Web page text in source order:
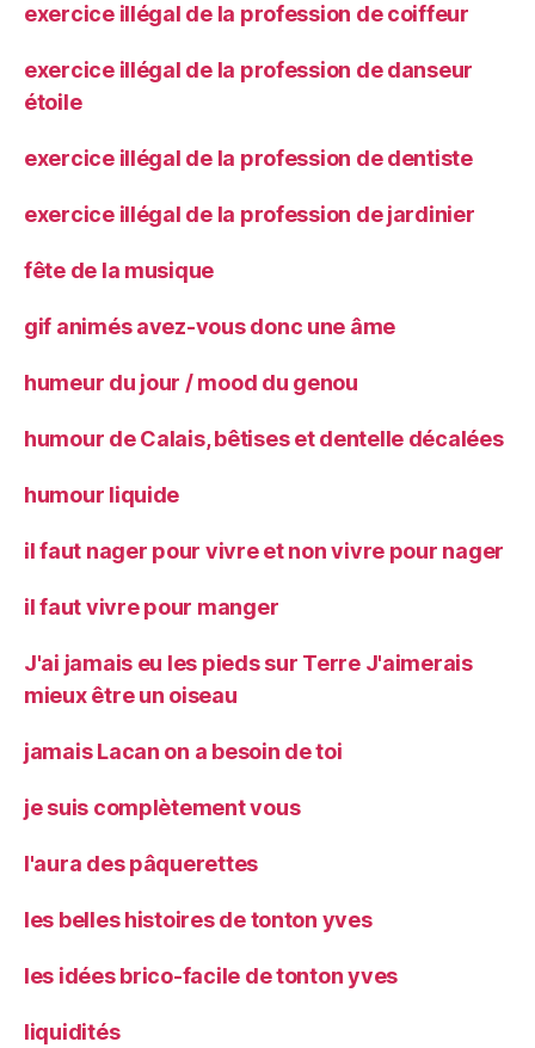
exercice illégal de la profession de coiffeur
exercice illégal de la profession de danseur
étoile
exercice illégal de la profession de dentiste
exercice illégal de la profession de jardinier
fête de la musique
gif animés avez-vous donc une âme
humeur du jour / mood du genou
humour de Calais, bêtises et dentelle décalées
humour liquide
il faut nager pour vivre et non vivre pour nager
il faut vivre pour manger
J'ai jamais eu les pieds sur Terre J'aimerais
mieux être un oiseau
jamais Lacan on a besoin de toi
je suis complètement vous
l'aura des pâquerettes
les belles histoires de tonton yves
les idées brico-facile de tonton yves
liquidités